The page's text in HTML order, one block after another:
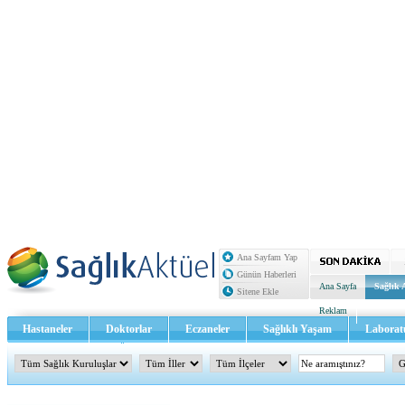
Ana Sayfam Yap
Günün Haberleri
Sitene Ekle
Ana Sayfa Sağlık
Reklam
Hastaneler Doktorlar Eczaneler Sağlıklı Yaşam
Sağlık TV - Video İletişim